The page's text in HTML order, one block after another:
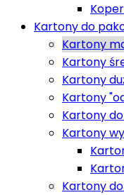
Kartony do
Kartony
Kartony
Kartony
Kartony
Kartony
Kartony
Kartony